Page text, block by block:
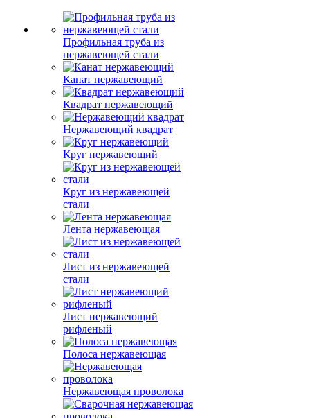
Профильная труба из
нержавеющей стали
Канат нержавеющий
Квадрат нержавеющий
Нержавеющий квадрат
Круг нержавеющий
Круг из нержавеющей
стали
Лента нержавеющая
Лист из нержавеющей
стали
Лист нержавеющий
рифленый
Полоса нержавеющая
Нержавеющая проволока